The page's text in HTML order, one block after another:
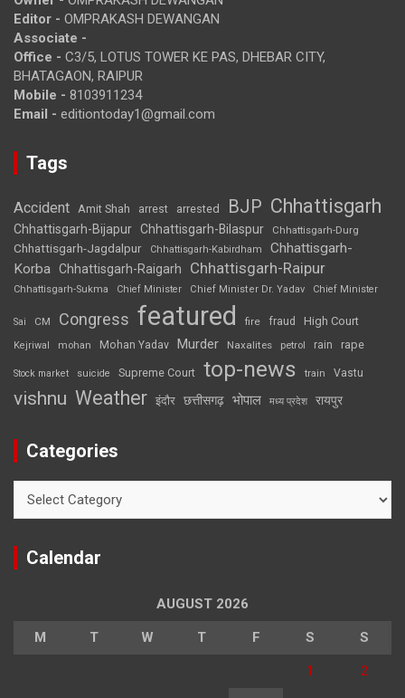
Editor - OMPRAKASH DEWANGAN
Associate -
Office - C3/5, LOTUS TOWER KE PAS, DHEBAR CITY,
BHATAGAON, RAIPUR
Mobile - 8103911234
Email - editiontoday1@gmail.com
Tags
Accident Amit Shah arrest arrested BJP Chhattisgarh
Chhattisgarh-Bijapur Chhattisgarh-Bilaspur Chhattisgarh-Durg
Chhattisgarh-Jagdalpur Chhattisgarh-Kabirdham
Chhattisgarh-
Korba Chhattisgarh-Raigarh Chhattisgarh-Raipur
Chhattisgarh-Sukma Chief Minister Chief Minister Dr. Yadav Chief Minister
Sai CM Congress featured fire fraud High Court
Kejriwal mohan Mohan Yadav Murder Naxalites petrol rain rape
Stock market suicide Supreme Court top-news train Vastu
vishnu Weather इंदौर छत्तीसगढ़ भोपाल मध्य प्रदेश रायपुर
Categories
Calendar
AUGUST 2026
M T W T F S S
1 2